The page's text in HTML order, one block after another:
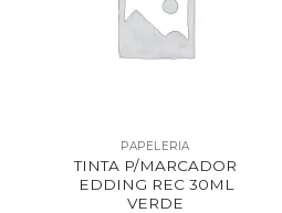
PAPELERIA
TINTA P/MARCADOR
EDDING REC 30ML
VERDE